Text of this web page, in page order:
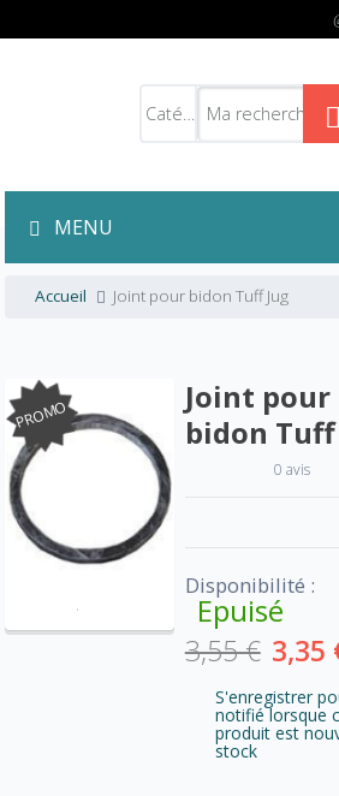
MENU
Accueil Joint pour bidon Tuff Jug
PROMO
Joint pour
bidon Tuff
0 avis
Disponibilité :
Epuisé
3,55 € 3,35
S'enregistrer
notifié lorsque
produit est
stock